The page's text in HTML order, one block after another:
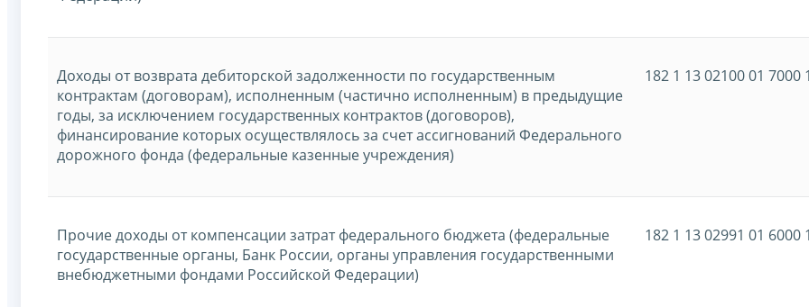
Доходы от возврата дебиторской задолженности по государственным
контрактам (договорам), исполненным (частично исполненным) в предыдущие
годы, за исключением государственных контрактов (договоров),
финансирование которых осуществлялось за счет ассигнований Федерального
дорожного фонда (федеральные казенные учреждения)
182 1 13 02100 01 7000
Прочие доходы от компенсации затрат федерального бюджета (федеральные
государственные органы, Банк России, органы управления государственными
внебюджетными фондами Российской Федерации)
182 1 13 02991 01 6000